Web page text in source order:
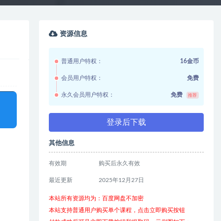
资源信息
普通用户特权： 16金币
会员用户特权： 免费
永久会员用户特权： 免费 推荐
登录后下载
其他信息
有效期 购买后永久有效
最近更新 2025年12月27日
本站所有资源均为：百度网盘不加密
本站支持普通用户购买单个课程，点击立即购买按钮